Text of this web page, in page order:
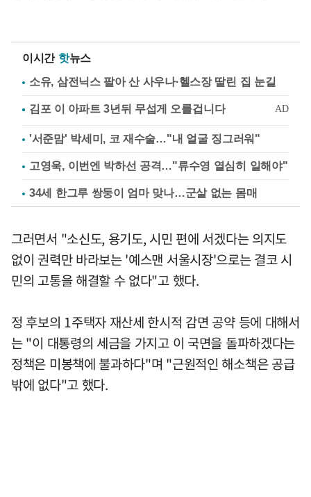
이시간 핫뉴스
소유, 삼전닉스 팔아 산 사우나·헬스장 딸린 집 눈길
'서준맘' 박세미, 코 재수술…"내 얼굴 징그러워"
고영욱, 이번엔 박하선 공격…"류수영 열심히 일해야"
34세 한그루 쌍둥이 엄마 맞나…군살 없는 몸매
그러면서 "소신도, 용기도, 시민 편에 서겠다는 의지도
없이 권력만 바라보는 '예스맨 서울시장'으로는 결코 시
민의 고통을 해결할 수 없다"고 했다.
정 후보의 1주택자 재산세 한시적 감면 공약 등에 대해서
는 "이 대통령의 세금을 가지고 이 국면을 돌파하겠다는
정책은 미봉책에 불과하다"며 "근원적인 해소책은 공급
밖에 없다"고 했다.